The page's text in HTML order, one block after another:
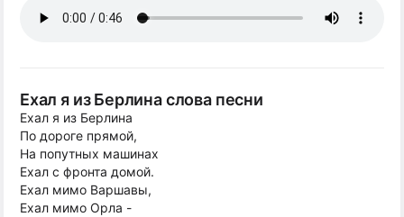
Ехал я из Берлина слова песни
Ехал я из Берлина
По дороге прямой,
На попутных машинах
Ехал с фронта домой.
Ехал мимо Варшавы,
Ехал мимо Орла -